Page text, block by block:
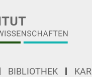
BIBLIOTHEK